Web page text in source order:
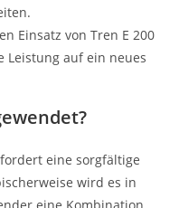
Einsatz von Tren E 200
Leistung auf ein neues
eine sorgfältige
wird es in